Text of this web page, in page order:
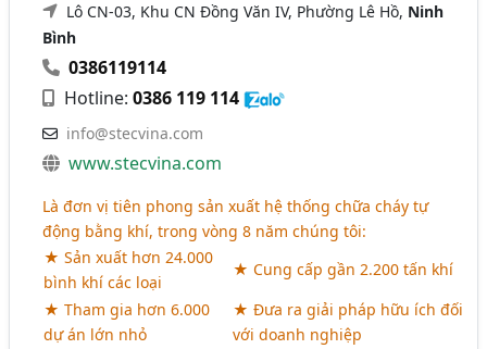
Phòng Cháy Chữa Cháy - Thiết Bị Phòng Cháy Chữa
Cháy (1081)
Hệ Thống PCCC - Bảo Trì Và Sửa Chữa Hệ Thống Phòng
Cháy Chữa Cháy (93)
Cháy (72)
Quảng Bình
Quảng Nam
Quảng Ngãi
Tây Ninh
Tiền Giang
Lô CN-03, Khu CN Đồng Văn IV, Phường Lê Hồ, Ninh
Bình
0386119114
Hotline:0386 119 114
info@stecvina.com
www.stecvina.com
Là đơn vị tiên phong sản xuất hệ thống chữa cháy tự
động bằng khí, trong vòng 8 năm chúng tôi:
★ Sản xuất hơn 24.000
bình khí các loại
★ Cung cấp gần 2.200 tấn khí
★ Tham gia hơn 6.000
dự án lớn nhỏ
★ Đưa ra giải pháp hữu ích đối
với doanh nghiệp